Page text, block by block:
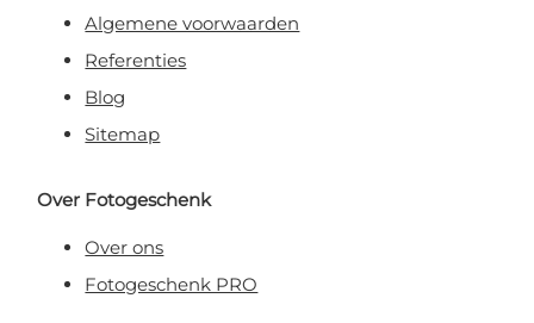
Algemene voorwaarden
Referenties
Blog
Sitemap
Over Fotogeschenk
Over ons
Fotogeschenk PRO